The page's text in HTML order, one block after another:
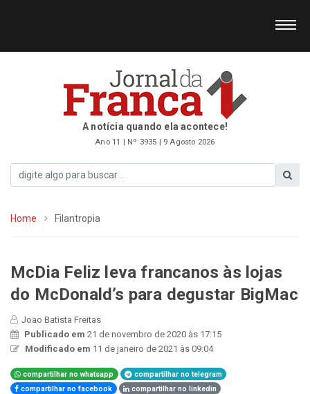
A notícia quando ela acontece!
Ano 11 | Nº 3935 | 9 Agosto 2026
Home Filantropia
McDia Feliz leva francanos às lojas
do McDonald’s para degustar BigMac
Joao Batista Freitas
Publicado em 21 de novembro de 2020 às 17:15
Modificado em 11 de janeiro de 2021 às 09:04
compartilhar no whatsapp
compartilhar no telegram
compartilhar no facebook
compartilhar no linkedin